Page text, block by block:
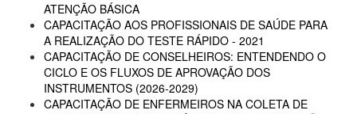
ATENÇÃO BÁSICA
CAPACITAÇÃO AOS PROFISSIONAIS DE SAÚDE PARA
A REALIZAÇÃO DO TESTE RÁPIDO - 2021
CAPACITAÇÃO DE CONSELHEIROS: ENTENDENDO O
CICLO E OS FLUXOS DE APROVAÇÃO DOS
INSTRUMENTOS (2026-2029)
CAPACITAÇÃO DE ENFERMEIROS NA COLETA DE